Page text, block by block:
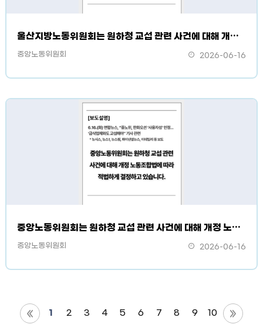
울산지방노동위원회는 원하청 교섭 관련 사건에 대해 개정 노동조합법에 따라 적법하게 결정하고 있습니다.
중앙노동위원회 2026-06-16
중앙노동위원회는 원하청 교섭 관련 사건에 대해 개정 노동조합법에 따라 적법하게 결정하고 있습니다.
중앙노동위원회 2026-06-16
1 2 3 4 5 6 7 8 9 10